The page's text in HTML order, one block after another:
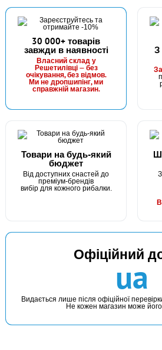
30 000+ товарів
завжди в наявності
Власний склад у
Решетилівці — без
очікування, без відмов.
Ми не дропшипінг, ми
справжній магазин.
З
Товари на будь-який
бюджет
Від доступних снастей до
преміум-брендів
вибір для кожного рибалки.
Офіційний
ua
Видається лише після офіційної
Не кожен магазин може